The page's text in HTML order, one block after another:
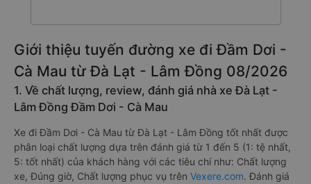
Giới thiệu tuyến đường xe đi Đầm Dơi -
Cà Mau từ Đà Lạt - Lâm Đồng 08/2026
1. Về chất lượng, review, đánh giá nhà xe Đà Lạt -
Lâm Đồng Đầm Dơi - Cà Mau
Xe đi Đầm Dơi - Cà Mau từ Đà Lạt - Lâm Đồng tốt nhất được
phân loại chất lượng dựa trên đánh giá từ 1 đến 5 (1: tệ nhất,
5: tốt nhất) của khách hàng với các tiêu chí như: Chất lượng
xe, Đúng giờ, Chất lượng phục vụ trên Vexere.com. Đánh giá